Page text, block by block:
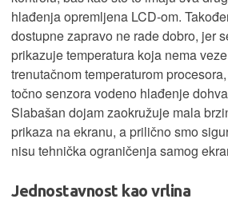
hlađenja opremljena LCD-om.
dostupne zapravo ne rade dobro, jer
prikazuje temperatura koja nema
trenutačnom temperaturom
točno senzora vodeno hlađenje
Slabašan dojam zaokružuje mala
prikaza na ekranu, a prilično smo
nisu tehnička ograničenja samog
Jednostavnost kao vrlina